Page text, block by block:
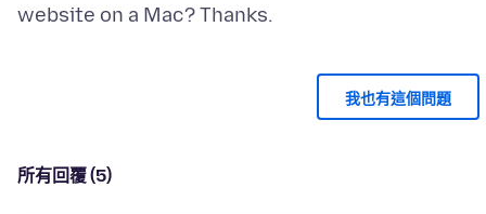
我也有這個問題
所有回覆 (5)